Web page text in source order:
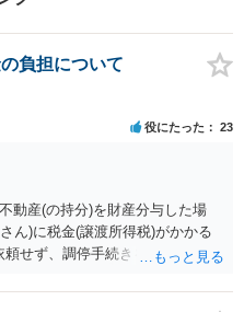
負担について
役にたった 23
動産(の持分)を財産分与した場
ん)に税金(譲渡所得税)がかかる
せず、調停手続きを匿名希望さ
た。